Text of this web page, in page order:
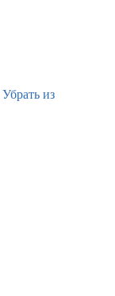
Убрать из